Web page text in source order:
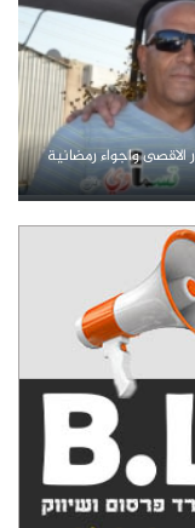
واجواء رمضانية